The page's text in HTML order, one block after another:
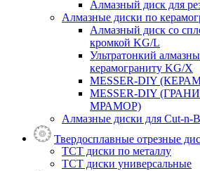
Алмазный диск для
Алмазные диски по
Алмазный диск со
кромкой KG/L
Ультратонкий
керамограниту KG/X
MESSER-DIY
MESSER-DIY
МРАМОР)
Алмазные диски для Cut-n-
Твердосплавные отрезные
ТСТ диски по металлу
ТСТ диски универсальные